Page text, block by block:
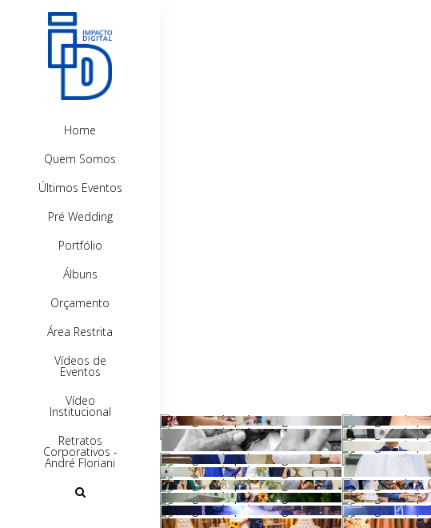
Home
Quem Somos
Últimos Eventos
Pré Wedding
Portfólio
Álbuns
Orçamento
Área Restrita
Vídeos de
Eventos
Vídeo
Institucional
Retratos
Corporativos -
André Floriani